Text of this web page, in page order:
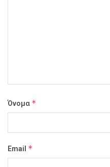
Όνομα *
Email *